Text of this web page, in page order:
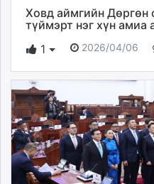
Ховд аймгийн Дөргөн
түймэрт нэг хүн амиа
1
2026/04/06